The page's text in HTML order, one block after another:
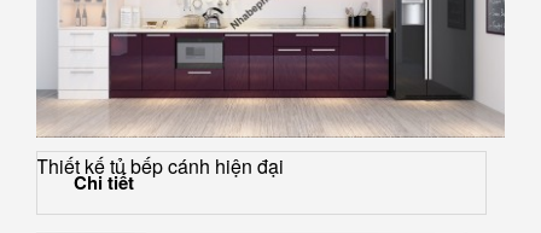
Thiết kế tủ bếp cánh hiện đại
Chi tiết